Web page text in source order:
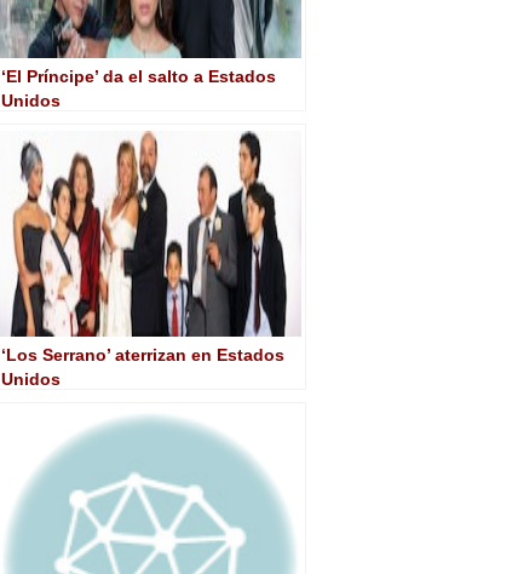
‘El Príncipe’ da el salto a Estados
Unidos
‘Los Serrano’ aterrizan en Estados
Unidos